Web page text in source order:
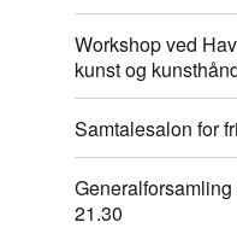
Workshop ved
kunst og
Samtalesalon for
21.30